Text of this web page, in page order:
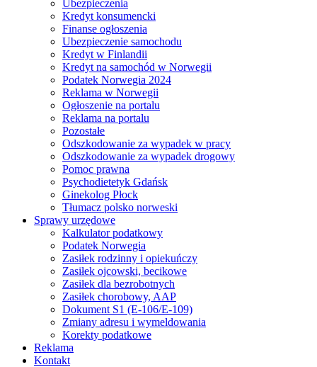
Ubezpieczenia
Kredyt konsumencki
Finanse ogłoszenia
Ubezpieczenie samochodu
Kredyt w Finlandii
Kredyt na samochód w Norwegii
Podatek Norwegia 2024
Reklama w Norwegii
Ogłoszenie na portalu
Reklama na portalu
Pozostałe
Odszkodowanie za wypadek w pracy
Odszkodowanie za wypadek drogowy
Pomoc prawna
Psychodietetyk Gdańsk
Ginekolog Płock
Tłumacz polsko norweski
Sprawy urzędowe
Kalkulator podatkowy
Podatek Norwegia
Zasiłek rodzinny i opiekuńczy
Zasiłek ojcowski, becikowe
Zasiłek dla bezrobotnych
Zasiłek chorobowy, AAP
Dokument S1 (E-106/E-109)
Zmiany adresu i wymeldowania
Korekty podatkowe
Reklama
Kontakt